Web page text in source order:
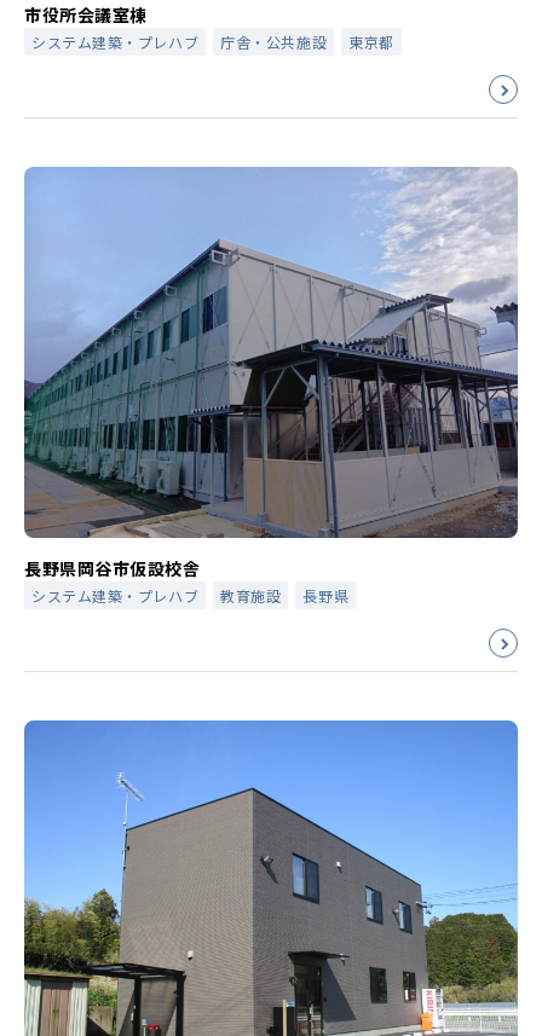
市役所会議室棟
システム建築・プレハブ 庁舎・公共施設 東京都
長野県岡谷市仮設校舎
システム建築・プレハブ 教育施設 長野県